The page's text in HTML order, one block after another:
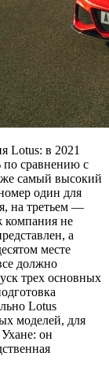
Lotus: в 2021
по сравнению с
самый высокий
один для
на третьем —
компания не
а
месте
должно
трех основных
Lotus
моделей, для
он